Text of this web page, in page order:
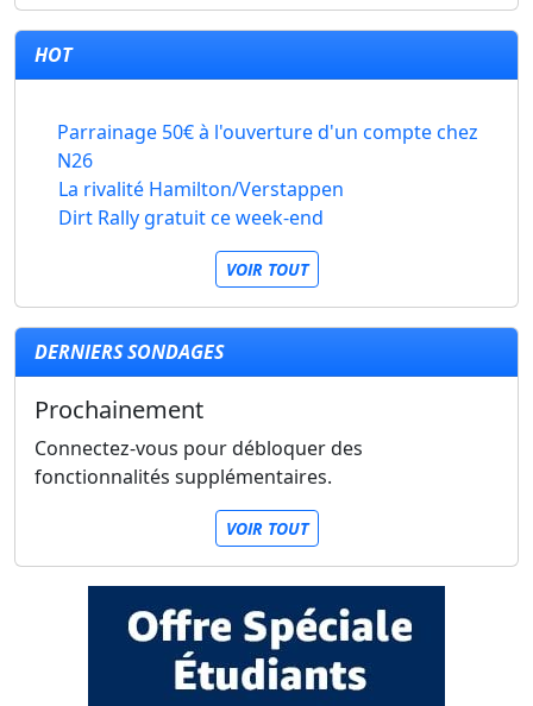
HOT
Parrainage 50€ à l'ouverture d'un compte chez
N26
La rivalité Hamilton/Verstappen
Dirt Rally gratuit ce week-end
VOIR TOUT
DERNIERS SONDAGES
Prochainement
Connectez-vous pour débloquer des
fonctionnalités supplémentaires.
VOIR TOUT